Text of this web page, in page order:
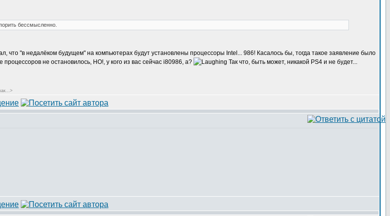
бессмысленно.
что "в недалёком будущем" на компьютерах будут установлены процессоры Intel... 986! Касалось бы, тогда такое заявление было
не остановилось, НО!, у кого из вас сейчас i80986, а?
Так что, быть может, никакой PS4 и не будет...